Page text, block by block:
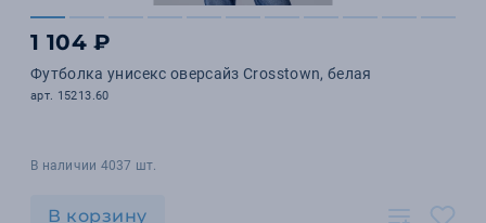
1 104 ₽
Футболка унисекс оверсайз Crosstown, белая
арт. 15213.60
В наличии 4037 шт.
В корзину